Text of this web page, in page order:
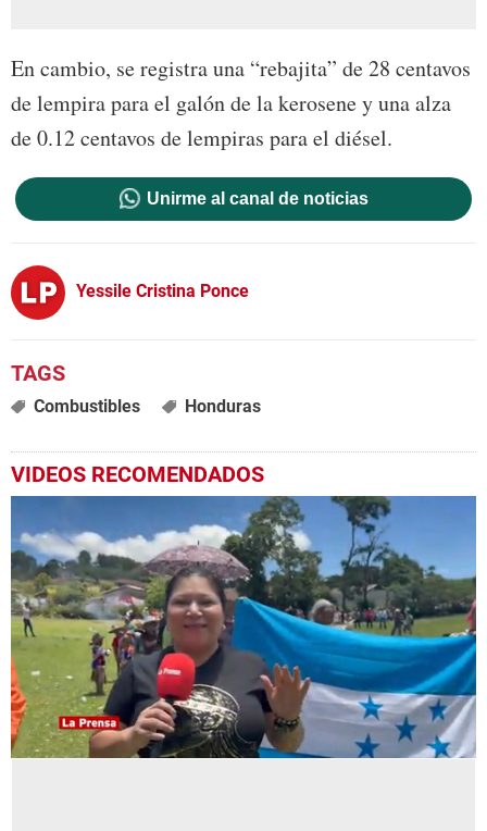
En cambio, se registra una “rebajita” de 28 centavos
de lempira para el galón de la kerosene y una alza
de 0.12 centavos de lempiras para el diésel.
Unirme al canal de noticias
Yessile Cristina Ponce
Combustibles Honduras
VIDEOS RECOMENDADOS